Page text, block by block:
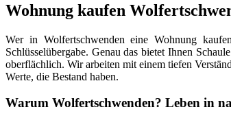
Wohnung kaufen
Wer in Wolfertschwenden eine Wohnung
Schlüsselübergabe. Genau das bietet Ihnen
oberflächlich. Wir arbeiten mit einem tiefen
Werte, die Bestand haben.
Warum Wolfertschwenden? Leben in